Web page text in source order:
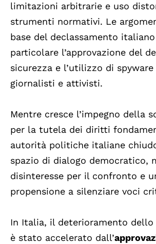
limitazioni arbitrarie e uso
strumenti normativi. Le
base del declassamento
particolare l’approvazione del
sicurezza e l’utilizzo di
giornalisti e attivisti.
Mentre cresce l’impegno della
per la tutela dei diritti
autorità politiche italiane
spazio di dialogo democratico,
disinteresse per il confronto e
propensione a silenziare voci
In Italia, il deterioramento dello
è stato accelerato dall’